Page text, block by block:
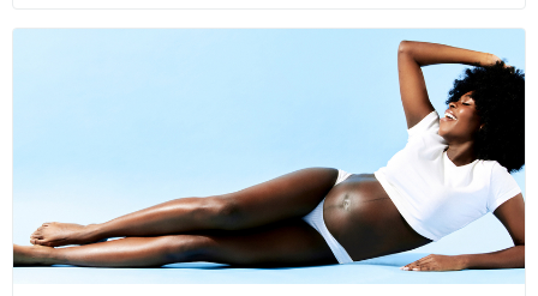
deze vetzuren belangrijk zijn en welk supplement wij hiervoor